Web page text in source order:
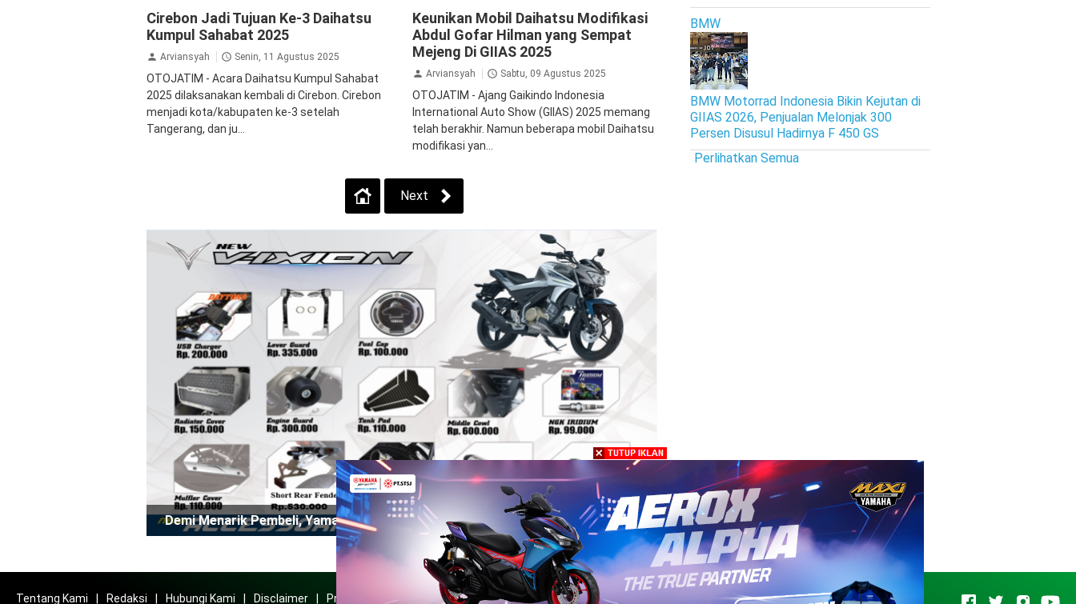
Cirebon Jadi Tujuan Ke-3 Daihatsu
Kumpul Sahabat 2025
Arviansyah Senin, 11 Agustus 2025
OTOJATIM - Acara Daihatsu Kumpul Sahabat
2025 dilaksanakan kembali di Cirebon. Cirebon
menjadi kota/kabupaten ke-3 setelah
Tangerang, dan ju...
Keunikan Mobil Daihatsu Modifikasi
Abdul Gofar Hilman yang Sempat
Mejeng Di GIIAS 2025
Arviansyah Sabtu, 09 Agustus 2025
OTOJATIM - Ajang Gaikindo Indonesia
International Auto Show (GIIAS) 2025 memang
telah berakhir. Namun beberapa mobil Daihatsu
modifikasi yan...
Next
Demi Menarik Pembeli, Yamaha Luncurkan 12 Aksesoris Original All New Vixion
BMW
BMW Motorrad Indonesia Bikin Kejutan di
GIIAS 2026, Penjualan Melonjak 300
Persen Disusul Hadirnya F 450 GS
Perlihatkan Semua
Tentang Kami Redaksi Hubungi Kami Disclaimer Privacy Policy HOME